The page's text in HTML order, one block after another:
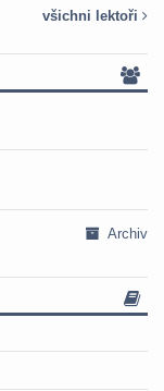
všichni lektoři
Archiv